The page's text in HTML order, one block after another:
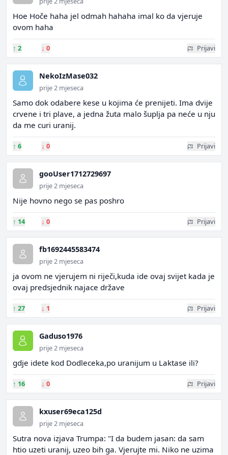
Hoe Hoče haha jel odmah hahaha imal ko da vjeruje
ovom haha
↑ 2 ↓ 0 Prijavi
NekoIzMase032
prije 2 mjeseca
Samo dok odabere kese u kojima će prenijeti. Ima dvije
crvene i tri plave, a jedna žuta malo šuplja pa neće u nju
da me curi uranij.
↑ 6 ↓ 0 Prijavi
gooUser1712729697
prije 2 mjeseca
Nije hovno nego se pas poshro
↑ 14 ↓ 0 Prijavi
fb1692445583474
prije 2 mjeseca
ja ovom ne vjerujem ni riječi,kuda ide ovaj svijet kada je
ovaj predsjednik najace države
↑ 27 ↓ 1 Prijavi
Gaduso1976
prije 2 mjeseca
gdje idete kod Dodleceka,po uranijum u Laktase ili?
↑ 16 ↓ 0 Prijavi
kxuser69eca125d
prije 2 mjeseca
Sutra nova izjava Trumpa: "I da budem jasan: da sam
htio uzeti uranij, uzeo bih ga. Vjerujte mi. Niko ne uzima